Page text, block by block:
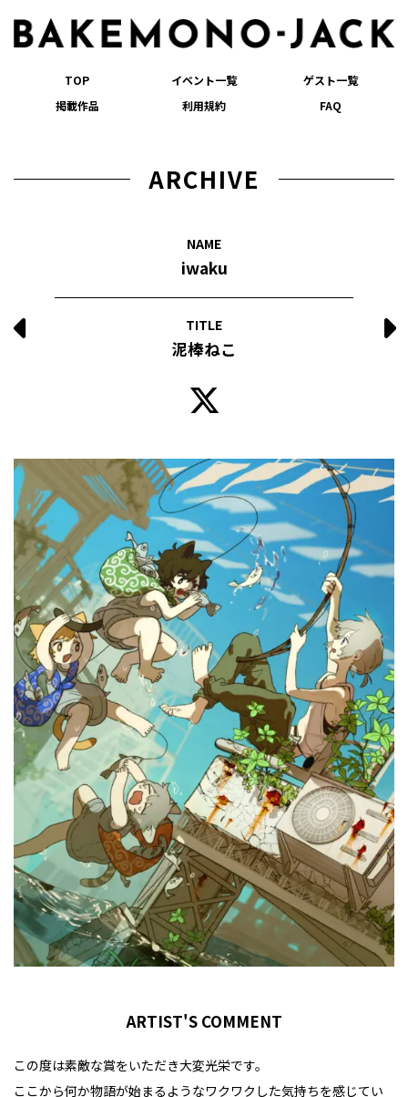
TOP イベント一覧
ゲスト一覧
掲載作品
利用規約 FAQ
ARCHIVE
NAME
iwaku
TITLE
泥棒ねこ
ARTIST'S COMMENT
この度は素敵な賞をいただき大変光栄です。
ここから何か物語が始まるようなワクワクした気持ちを感じてい